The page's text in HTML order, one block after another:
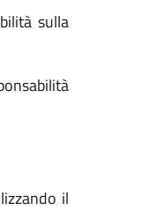
sulla
il